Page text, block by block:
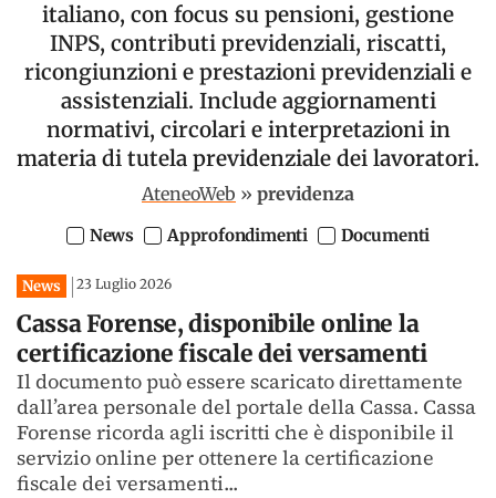
italiano, con focus su pensioni, gestione
INPS, contributi previdenziali, riscatti,
ricongiunzioni e prestazioni previdenziali e
assistenziali. Include aggiornamenti
normativi, circolari e interpretazioni in
materia di tutela previdenziale dei lavoratori.
AteneoWeb » previdenza
News Approfondimenti Documenti
News 23 Luglio 2026
Cassa Forense, disponibile online la
certificazione fiscale dei versamenti
Il documento può essere scaricato direttamente
dall’area personale del portale della Cassa. Cassa
Forense ricorda agli iscritti che è disponibile il
servizio online per ottenere la certificazione
fiscale dei versamenti...